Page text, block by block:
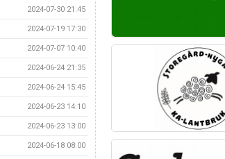
2024-07-30 21:45
2024-07-19 17:30
2024-07-07 10:40
2024-06-24 21:35
2024-06-24 15:45
2024-06-23 14:10
2024-06-23 13:00
2024-06-18 08:00